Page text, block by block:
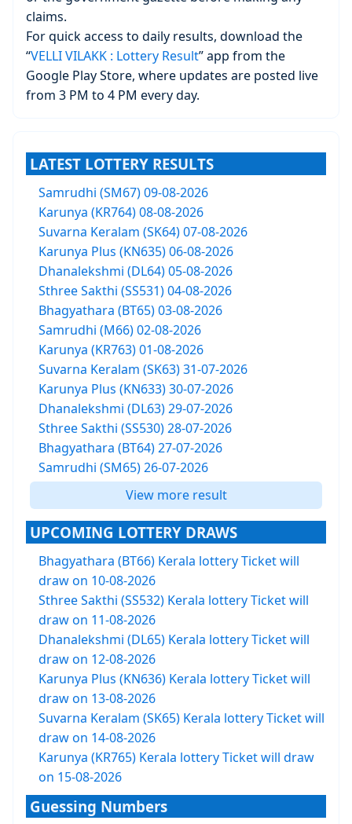
claims.
For quick access to daily results, download the
“VELLI VILAKK : Lottery Result” app from the
Google Play Store, where updates are posted live
from 3 PM to 4 PM every day.
LATEST LOTTERY RESULTS
Samrudhi (SM67) 09-08-2026
Karunya (KR764) 08-08-2026
Suvarna Keralam (SK64) 07-08-2026
Karunya Plus (KN635) 06-08-2026
Dhanalekshmi (DL64) 05-08-2026
Sthree Sakthi (SS531) 04-08-2026
Bhagyathara (BT65) 03-08-2026
Samrudhi (M66) 02-08-2026
Karunya (KR763) 01-08-2026
Suvarna Keralam (SK63) 31-07-2026
Karunya Plus (KN633) 30-07-2026
Dhanalekshmi (DL63) 29-07-2026
Sthree Sakthi (SS530) 28-07-2026
Bhagyathara (BT64) 27-07-2026
Samrudhi (SM65) 26-07-2026
View more result
UPCOMING LOTTERY DRAWS
Bhagyathara (BT66) Kerala lottery Ticket will
draw on 10-08-2026
Sthree Sakthi (SS532) Kerala lottery Ticket will
draw on 11-08-2026
Dhanalekshmi (DL65) Kerala lottery Ticket will
draw on 12-08-2026
Karunya Plus (KN636) Kerala lottery Ticket will
draw on 13-08-2026
Suvarna Keralam (SK65) Kerala lottery Ticket will
draw on 14-08-2026
Karunya (KR765) Kerala lottery Ticket will draw
on 15-08-2026
Guessing Numbers